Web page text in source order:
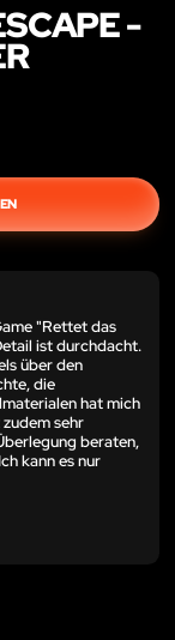
-
"Rettet das
ist durchdacht.
über den
die
hat mich
sehr
beraten,
kann es nur